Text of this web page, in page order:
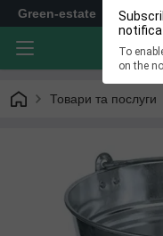
To
on the
Green-estate
Товари та послуги